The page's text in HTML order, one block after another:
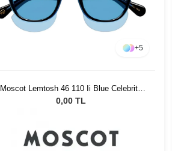
+5
Moscot Lemtosh 46 110 Ii Blue Celebrity
Blue
0,00 TL